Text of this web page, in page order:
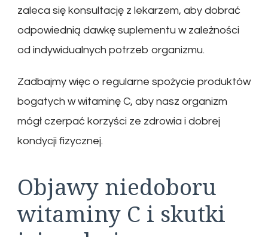
zaleca się konsultację z lekarzem, aby dobrać
odpowiednią dawkę suplementu w zależności
od indywidualnych potrzeb organizmu.
Zadbajmy więc o regularne spożycie produktów
bogatych w witaminę C, aby nasz organizm
mógł czerpać korzyści ze zdrowia i dobrej
kondycji fizycznej.
Objawy niedoboru
witaminy C i skutki